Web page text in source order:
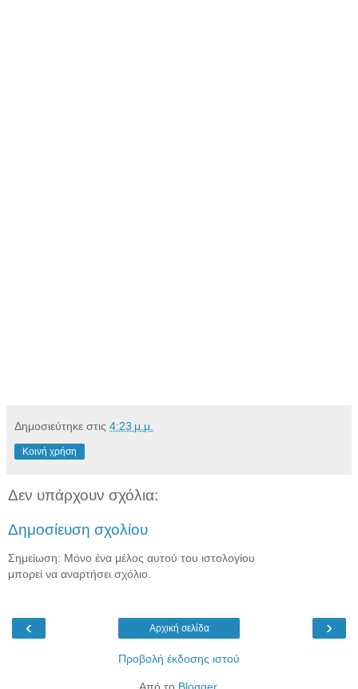
Δημοσιεύτηκε στις 4:23 μ.μ.
Κοινή χρήση
Δεν υπάρχουν σχόλια:
Δημοσίευση σχολίου
Σημείωση: Μόνο ένα μέλος αυτού του ιστολογίου
μπορεί να αναρτήσει σχόλιο.
‹ ›
Αρχική σελίδα
Προβολή έκδοσης ιστού